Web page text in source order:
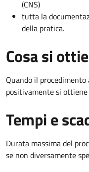
(CNS)
tutta la
della pratica.
Cosa si
Quando il
positivamente si
Tempi e
Durata massima del
se non diversamente